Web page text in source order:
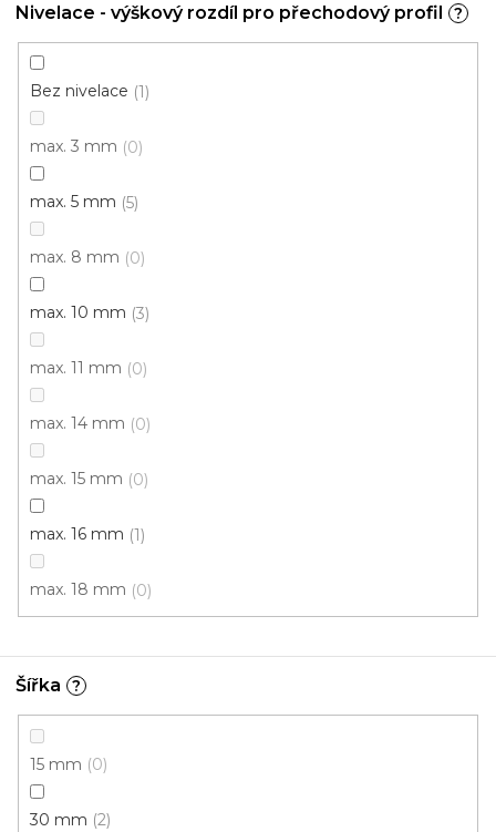
Nivelace - výškový rozdíl pro přechodový profil ?
Bez nivelace 1
max. 3 mm 0
max. 5 mm 5
max. 8 mm 0
max. 10 mm 3
max. 11 mm 0
max. 14 mm 0
max. 15 mm 0
max. 16 mm 1
max. 18 mm 0
Šířka ?
15 mm 0
30 mm 2
A 36 SCHODOVÉ LIŠTY - SAMOLEPÍCÍ, 25×20 mm
od312 Kč / ks
Afrezie
Lišta pro vedení kabelů Hliník 75mm VP